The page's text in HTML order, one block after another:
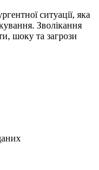
ситуації, яка
Зволікання
шоку та загрози